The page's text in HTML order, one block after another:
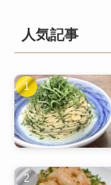
人気記事